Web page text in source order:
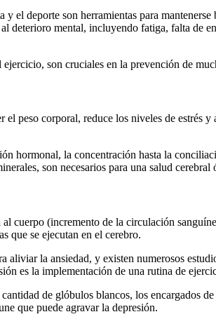
y el deporte son herramientas para
deterioro mental, incluyendo fatiga, falta de
son cruciales en la prevención de
el peso corporal, reduce los niveles de
hormonal, la concentración hasta la
son necesarios para una salud cerebral
cuerpo (incremento de la circulación
que se ejecutan en el cerebro.
aliviar la ansiedad, y existen numerosos
es la implementación de una rutina de
de glóbulos blancos, los encargados
que puede agravar la depresión.